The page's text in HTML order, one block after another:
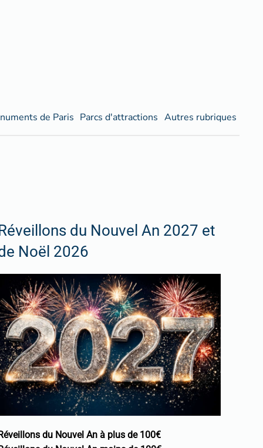
de Paris Parcs d'attractions Autres rubriques
du Nouvel An 2027 et
Noël 2026
du Nouvel An à plus de 100€